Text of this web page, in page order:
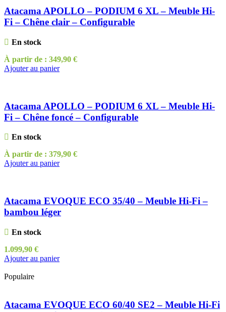
Atacama APOLLO – PODIUM 6 XL – Meuble Hi-
Fi – Chêne clair – Configurable
En stock
À partir de : 349,90 €
Ajouter au panier
Atacama APOLLO – PODIUM 6 XL – Meuble Hi-
Fi – Chêne foncé – Configurable
En stock
À partir de : 379,90 €
Ajouter au panier
Atacama EVOQUE ECO 35/40 – Meuble Hi-Fi –
bambou léger
En stock
1.099,90 €
Ajouter au panier
Populaire
Atacama EVOQUE ECO 60/40 SE2 – Meuble Hi-Fi